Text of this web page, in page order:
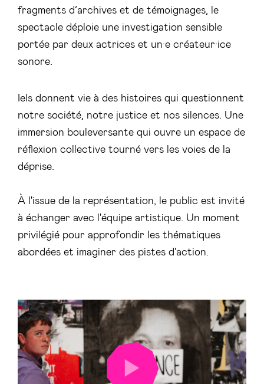
fragments d’archives et de témoignages, le
spectacle déploie une investigation sensible
portée par deux actrices et un·e créateur·ice
sonore.
Iels donnent vie à des histoires qui questionnent
notre société, notre justice et nos silences. Une
immersion bouleversante qui ouvre un espace de
réflexion collective tourné vers les voies de la
déprise.
À l'issue de la représentation, le public est invité
à échanger avec l'équipe artistique. Un moment
privilégié pour approfondir les thématiques
abordées et imaginer des pistes d'action.
LANCER